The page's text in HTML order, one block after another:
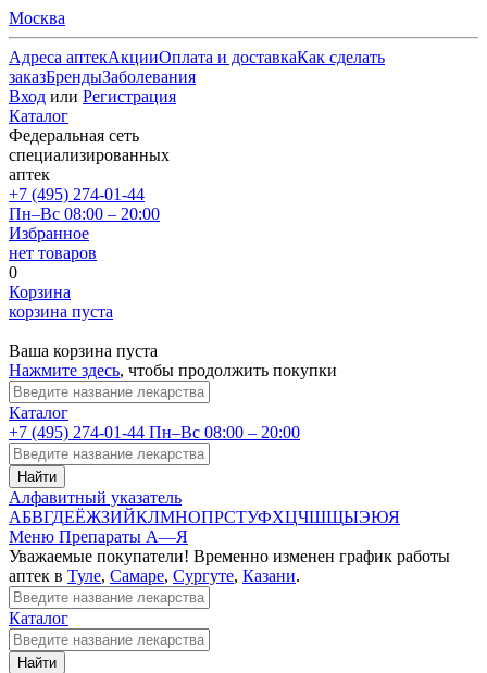
Москва
Адреса аптекАкцииОплата и доставкаКак сделать
заказБрендыЗаболевания
Вход или Регистрация
Каталог
Федеральная сеть
специализированных
аптек
+7 (495) 274-01-44
Пн–Вс 08:00 – 20:00
Избранное
нет товаров
0
Корзина
корзина пуста
Ваша корзина пуста
Нажмите здесь, чтобы продолжить покупки
Каталог
+7 (495) 274-01-44 Пн–Вс 08:00 – 20:00
Найти
Алфавитный указатель
АБВГДЕЁЖЗИЙКЛМНОПРСТУФХЦЧШЩЫЭЮЯ
Меню Препараты А—Я
Уважаемые покупатели! Временно изменен график работы
аптек в Туле, Самаре, Сургуте, Казани.
Каталог
Найти